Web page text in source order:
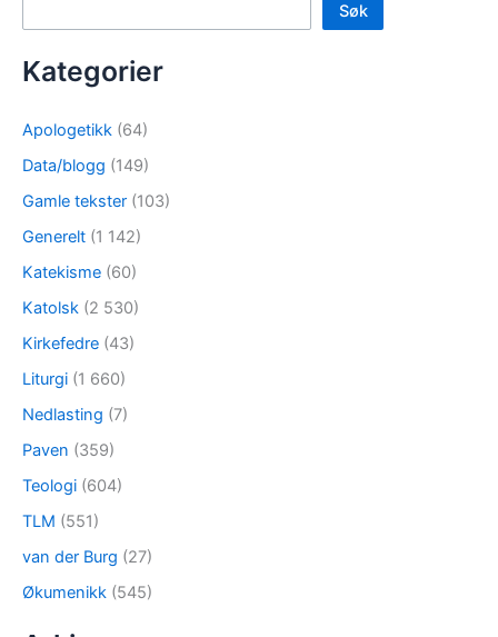
Søk
Kategorier
Apologetikk (64)
Data/blogg (149)
Gamle tekster (103)
Generelt (1 142)
Katekisme (60)
Katolsk (2 530)
Kirkefedre (43)
Liturgi (1 660)
Nedlasting (7)
Paven (359)
Teologi (604)
TLM (551)
van der Burg (27)
Økumenikk (545)